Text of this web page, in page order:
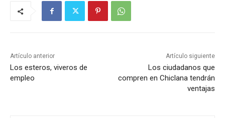
Artículo anterior
Los esteros, viveros de
empleo
Artículo siguiente
Los ciudadanos que
compren en Chiclana tendrán
ventajas